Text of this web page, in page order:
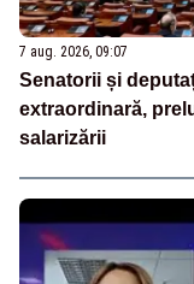
7 aug. 2026, 09:07
Senatorii și
extraordinară,
salarizării